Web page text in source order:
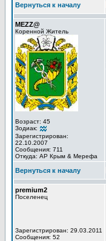
Вернуться к началу
MEZZ@
Коренной Житель
Возраст: 45
Зодиак:
Зарегистрирован:
22.10.2007
Сообщения: 711
Откуда: АР Крым & Мерефа
Вернуться к началу
premium2
Поселенец
Зарегистрирован: 29.03.2011
Сообщения: 52